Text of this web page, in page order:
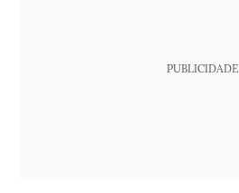
PUBLICIDADE